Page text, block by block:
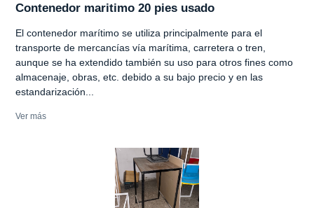
Contenedor maritimo 20 pies usado
El contenedor marítimo se utiliza principalmente para el
transporte de mercancías vía marítima, carretera o tren,
aunque se ha extendido también su uso para otros fines como
almacenaje, obras, etc. debido a su bajo precio y en las
estandarización...
Ver más